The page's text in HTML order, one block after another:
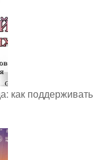
как поддерживать